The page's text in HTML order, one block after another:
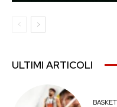
ULTIMI ARTICOLI
BASKET